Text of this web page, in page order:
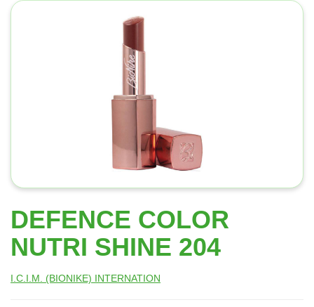
DEFENCE COLOR
NUTRI SHINE 204
I.C.I.M. (BIONIKE) INTERNATION